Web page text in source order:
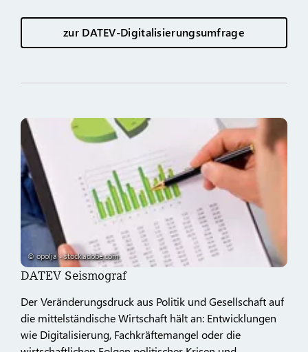
zur DATEV-Digitalisierungsumfrage
© opolja - stock.adobe.com
DATEV Seismograf
Der Veränderungsdruck aus Politik und Gesellschaft auf
die mittelständische Wirtschaft hält an: Entwicklungen
wie Digitalisierung, Fachkräftemangel oder die